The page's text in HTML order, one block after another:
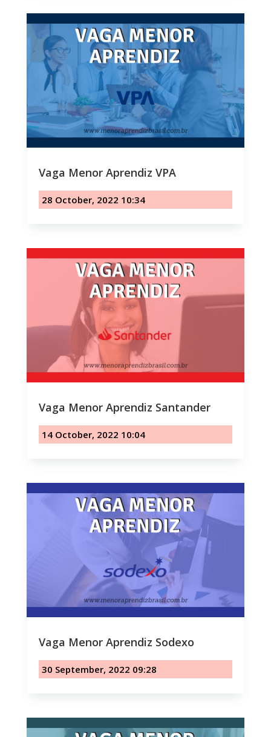
Vaga Menor Aprendiz VPA
28 October, 2022 10:34
Vaga Menor Aprendiz Santander
14 October, 2022 10:04
Vaga Menor Aprendiz Sodexo
30 September, 2022 09:28